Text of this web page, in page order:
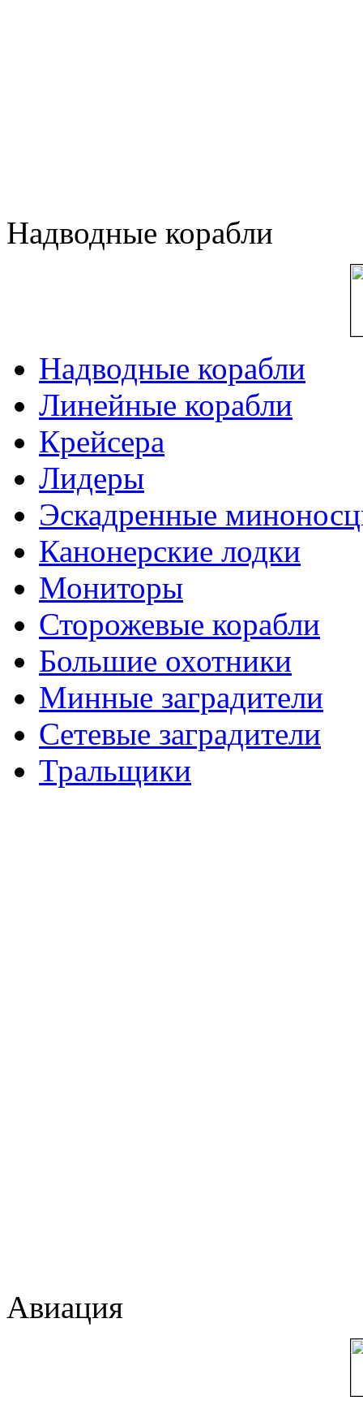
Надводные корабли
Надводные корабли
Линейные корабли
Крейсера
Лидеры
Эскадренные
Канонерские лодки
Мониторы
Сторожевые корабли
Большие охотники
Минные заградители
Сетевые заградители
Тральщики
Авиация